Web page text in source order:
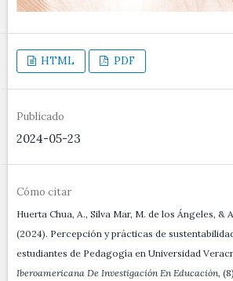
HTML PDF
Publicado
2024-05-23
Cómo citar
Huerta Chua, A., Silva Mar, M. de los Ángeles, &
(2024). Percepción y prácticas de
estudiantes de Pedagogía en Universidad
Iberoamericana De Investigación En Educación,